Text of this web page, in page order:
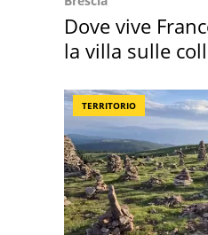
Dove vive
la villa sulle
TERRITORIO